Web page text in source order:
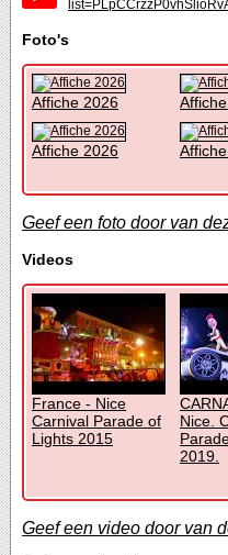
Foto's
Affiche 2026
Affiche 2026
Geef een foto door van
Videos
France - Nice
Carnival Parade of
Lights 2015
Nice.
2019.
Geef een video door van